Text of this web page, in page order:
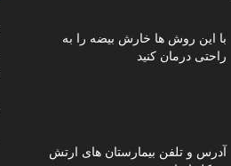
با این روش ها خارش بیضه را به
راحتی درمان کنید
آدرس و تلفن بیمارستان های ارتش